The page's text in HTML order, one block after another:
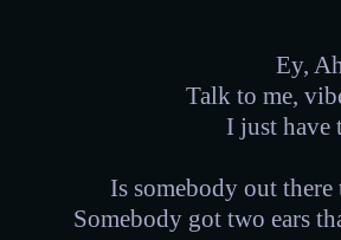
Ey,
Talk to me,
I just have
Is somebody out there
Somebody got two ears